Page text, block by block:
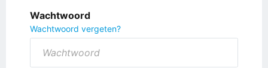
Wachtwoord
Wachtwoord vergeten?